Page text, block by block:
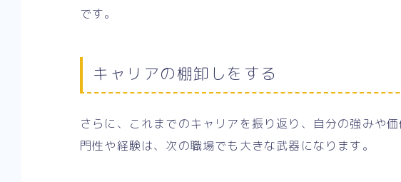
です。
キャリアの棚卸しをする
さらに、これまでのキャリアを振り返り、自分の強みや
門性や経験は、次の職場でも大きな武器になります。